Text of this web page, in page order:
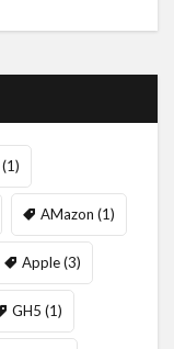
(1)
AMazon (1)
Apple(3)
GH5 (1)